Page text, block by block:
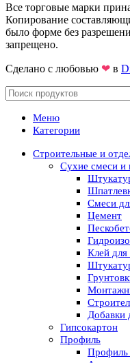
Все торговые марки
Копирование
было форме без
запрещено.
Сделано с любовью ❤ в
Меню
Категории
Строительные и
Сухие смеси и
Смеси
Цемент
Клей для
Добавки
Гипсокартон
Профиль
Профиль